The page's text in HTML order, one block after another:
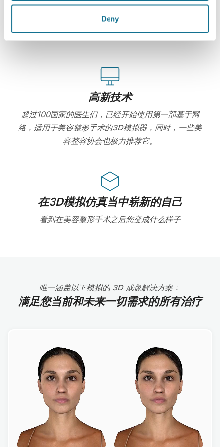
Deny
容易安全
Crisalix 始终致力于保护您的个人隐私。我们的服务
器是完全加密的：您的信息是安全并且私密的。
高新技术
超过100国家的医生们，已经开始使用第一部基于网
络，适用于美容整形手术的3D模拟器，同时，一些美
容整容协会也极力推荐它。
在3D模拟仿真当中崭新的自己
看到在美容整形手术之后您变成什么样子
唯一涵盖以下模拟的 3D 成像解决方案：
满足您当前和未来一切需求的所有治疗